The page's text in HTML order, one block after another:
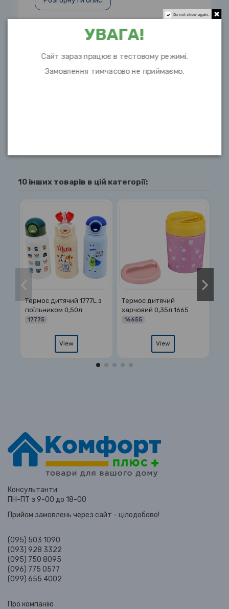
Висота
22см
10 інших товарів в цій категорії:
дитячий
0,35л 1665
Термос нерж з помпою
2,5л MT-0093
Термос зі
колбою 1,8л
Консультанти:
ПН-ПТ з 9-00 до 18-00
Прийом замовлень через сайт - цілодобово!
(095) 503 1090
(093) 928 3322
(095) 750 8095
(096) 775 0577
(099) 655 4002
Про компанію
Do not show again.
УВАГА!
Сайт зараз працює в тестовому режимі.
Замовлення тимчасово не приймаємо.